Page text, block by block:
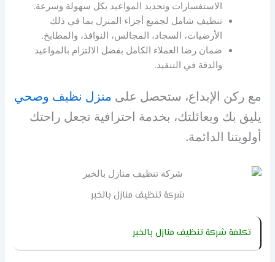
الاستفسارات وتحديد المواعيد بكل سهولة وسرعة.
تنظيف شامل لجميع أجزاء المنزل بما في ذلك
الأرضيات، السجاد، المجالس، النوافذ، والمطابخ.
ضمان رضا العملاء الكامل بفضل الالتزام بالمواعيد
والدقة في التنفيذ.
مع ركن الإبداع، ستحصل على منزل نظيف وصحي
يليق بك وبعائلتك، بخدمة احترافية تجعل راحتك
أولويتنا الدائمة.
شركة تنظيف منازل بالخبر
تكلفة شركة تنظيف منازل بالخبر